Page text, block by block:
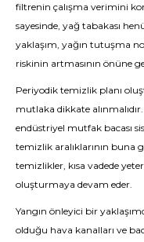
filtrenin çalışma verimini
sayesinde, yağ tabakası
yaklaşım, yağın tutuşma
riskinin artmasının önüne
Periyodik temizlik planı
mutlaka dikkate alınmalıdır.
endüstriyel mutfak bacası
temizlik aralıklarının buna
temizlikler, kısa vadede
oluşturmaya devam eder.
Yangın önleyici bir
olduğu hava kanalları ve